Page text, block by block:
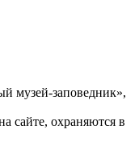
музей-заповедник»,
сайте, охраняются в